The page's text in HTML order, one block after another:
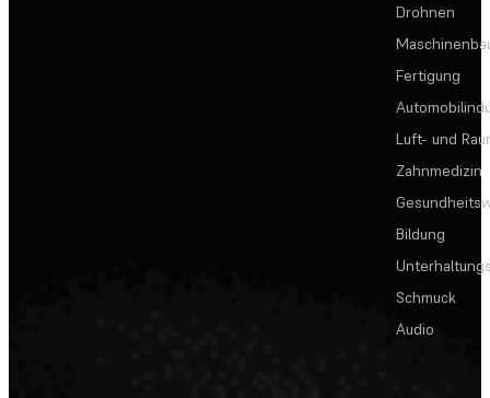
Drohnen
Fertigung
Luft- und
Zahnmedizin
Bildung
Schmuck
Audio